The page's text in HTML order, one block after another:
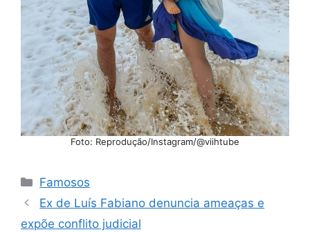
Foto: Reprodução/Instagram/@viihtube
Categorias
Famosos
Ex de Luís Fabiano denuncia ameaças e
expõe conflito judicial